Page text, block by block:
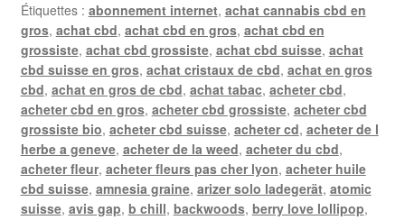
Étiquettes : abonnement internet, achat cannabis cbd en
gros, achat cbd, achat cbd en gros, achat cbd en
grossiste, achat cbd grossiste, achat cbd suisse, achat
cbd suisse en gros, achat cristaux de cbd, achat en gros
cbd, achat en gros de cbd, achat tabac, acheter cbd,
acheter cbd en gros, acheter cbd grossiste, acheter cbd
grossiste bio, acheter cbd suisse, acheter cd, acheter de l
herbe a geneve, acheter de la weed, acheter du cbd,
acheter fleur, acheter fleurs pas cher lyon, acheter huile
cbd suisse, amnesia graine, arizer solo ladegerät, atomic
suisse, avis gap, b chill, backwoods, berry love lollipop,